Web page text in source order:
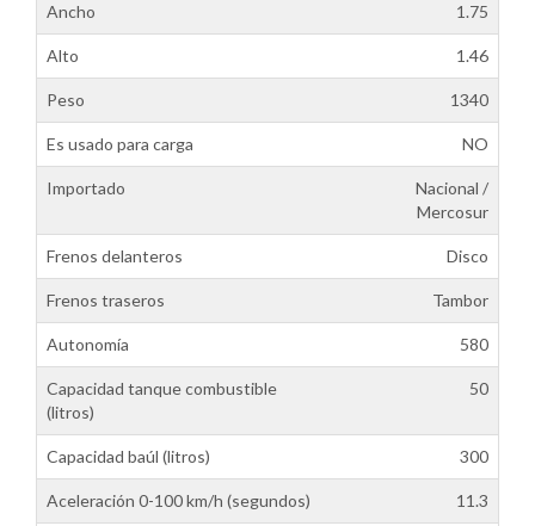
Ancho 1.75
Alto 1.46
Peso 1340
Es usado para carga NO
Importado
Nacional /
Mercosur
Frenos delanteros Disco
Frenos traseros Tambor
Autonomía 580
Capacidad tanque combustible
(litros)
50
Capacidad baúl (litros) 300
Aceleración 0-100 km/h (segundos) 11.3